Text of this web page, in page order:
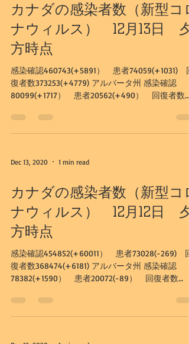
カナダの感染者数（新型コ
ナウィルス） 12月13日 夕
方時点
感染確認460743(+5891） 患者74059(+1031) 回
復者数373253(+4779) アルバータ州 感染確認
80099(+1717） 患者20562(+490） 回復者数
Dec 13, 2020 1 min read
カナダの感染者数（新型コ
ナウィルス） 12月12日 夕
方時点
感染確認454852(+60011） 患者73028(-269) 回
復者数368474(+6181) アルバータ州 感染確認
78382(+1590） 患者20072(-89） 回復者数